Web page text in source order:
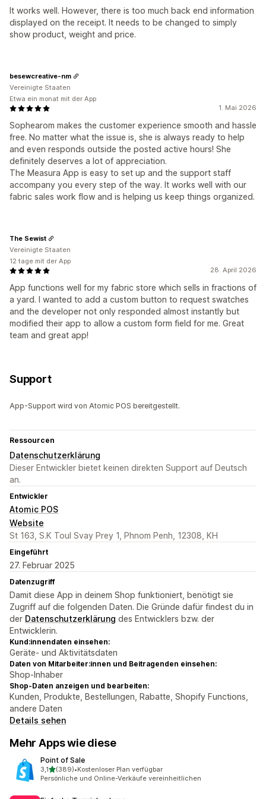
It works well. However, there is too much back end information
displayed on the receipt. It needs to be changed to simply
show product, weight and price.
1. Mai 2026
Sophearom makes the customer experience smooth and hassle
free. No matter what the issue is, she is always ready to help
and even responds outside the posted active hours! She
definitely deserves a lot of appreciation.
The Measura App is easy to set up and the support staff
accompany you every step of the way. It works well with our
fabric sales work flow and is helping us keep things organized.
besewcreative-nm
Vereinigte Staaten
Etwa ein monat mit der App
28. April 2026
App functions well for my fabric store which sells in fractions of
a yard. I wanted to add a custom button to request swatches
and the developer not only responded almost instantly but
modified their app to allow a custom form field for me. Great
team and great app!
The Sewist
Vereinigte Staaten
12 tage mit der App
Support
App-Support wird von Atomic POS bereitgestellt.
Ressourcen
Datenschutzerklärung
Dieser Entwickler bietet keinen direkten Support auf Deutsch
an.
Entwickler
Atomic POS
Website
St 163, S.K Toul Svay Prey 1, Phnom Penh, 12308, KH
Eingeführt
27. Februar 2025
Datenzugriff
Damit diese App in deinem Shop funktioniert, benötigt sie
Zugriff auf die folgenden Daten. Die Gründe dafür findest du in
der Datenschutzerklärung des Entwicklers bzw. der
Entwicklerin.
Kund:innendaten einsehen:
Geräte- und Aktivitätsdaten
Daten von Mitarbeiter:innen und Beitragenden einsehen:
Shop-Inhaber
Shop-Daten anzeigen und bearbeiten:
Kunden, Produkte, Bestellungen, Rabatte, Shopify Functions,
andere Daten
Details sehen
Mehr Apps wie diese
Point of Sale
3,1von 5 Sternen
(389)
389 Rezensionen insgesamt
•Kostenloser Plan verfügbar
Persönliche und Online-Verkäufe vereinheitlichen